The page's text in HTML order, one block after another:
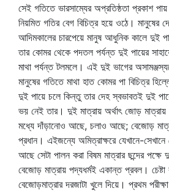
সেই গতিতে ভারসাম্যের অপ্রতিষ্ঠতা প্রকাশ
নিয়মিত গতির বেগ বিচিত্র হয়ে ওঠে। মানুষের
আদিমকালের চারপেয়ে মানুষ আধুনিক কালে দুই
তার কোমর থেকে পদতল পর্যন্ত দুই পায়ের
মাথা পর্যন্ত টলমলে। এই দুই ভাগের
মানুষের গতিতে মাথা হাত কোমর পা বিচিত্র
দুই পায়ে চলে কিন্তু তার দেহ স্বভাবতই দুই
ভয় নেই তার। দুই মাত্রায় অর্থাৎ জোড় মাত্রায়
মধ্যে দাঁড়ানোও আছে, চলাও আছে; বেজোড়
প্রধান। এইজন্যে অমিত্রাক্ষরে যেখানে-সেখানে
আছে সেটা পালন করা বিষম মাত্রার ছন্দের
বেজোড় মাত্রায় পদ্যধর্মই একান্ত প্রবল। চেষ্টা
বেজোড়মাত্রার দরজাটা খুলে দিয়ে। প্রথম